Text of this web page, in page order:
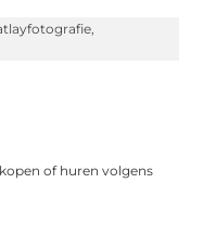
,
of huren volgens